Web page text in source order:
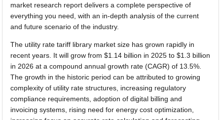
market research report delivers a complete perspective of
everything you need, with an in-depth analysis of the current
and future scenario of the industry.
The utility rate tariff library market size has grown rapidly in
recent years. It will grow from $1.14 billion in 2025 to $1.3 billion
in 2026 at a compound annual growth rate (CAGR) of 13.5%.
The growth in the historic period can be attributed to growing
complexity of utility rate structures, increasing regulatory
compliance requirements, adoption of digital billing and
invoicing systems, rising need for energy cost optimization,